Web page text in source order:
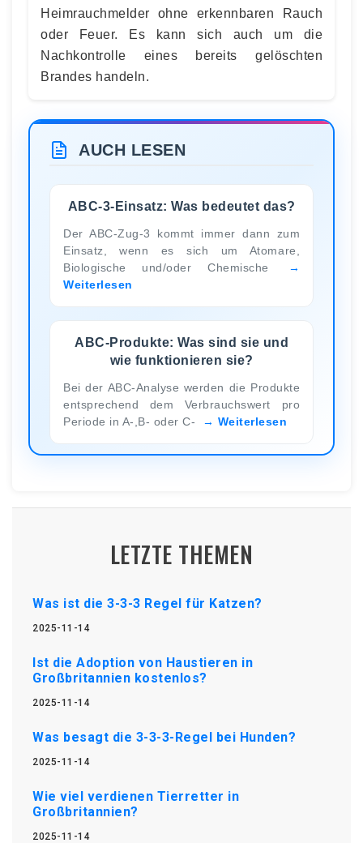
Heimrauchmelder ohne erkennbaren Rauch
oder Feuer. Es kann sich auch um die
Nachkontrolle eines bereits gelöschten
Brandes handeln.
AUCH LESEN
ABC-3-Einsatz: Was bedeutet das?
Der ABC-Zug-3 kommt immer dann zum
Einsatz, wenn es sich um Atomare,
Biologische und/oder Chemische
Weiterlesen
ABC-Produkte: Was sind sie und
wie funktionieren sie?
Bei der ABC-Analyse werden die Produkte
entsprechend dem Verbrauchswert pro
Periode in A-,B- oder C-
Weiterlesen
LETZTE THEMEN
Was ist die 3-3-3 Regel für Katzen?
2025-11-14
Ist die Adoption von Haustieren in
Großbritannien kostenlos?
2025-11-14
Was besagt die 3-3-3-Regel bei Hunden?
2025-11-14
Wie viel verdienen Tierretter in
Großbritannien?
2025-11-14